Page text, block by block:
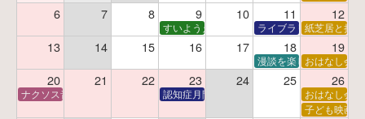
6 7 8 9 10 11 12
すいようえほん ライブラリーシアター
紙芝居と折
13 14 15 16 17 18 19
漫談を楽しむ会 ～漫談
おはなし会
20 21 22 23 24 25 26
ナクソス音楽会 第6回 宇宙を感じるクラシック認知症月間 特別映画会「調査屋マオさんの恋
おはなし会
子ども映画会